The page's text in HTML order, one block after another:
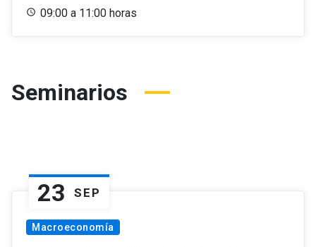
09:00 a 11:00 horas
Seminarios
23 SEP
Macroeconomía